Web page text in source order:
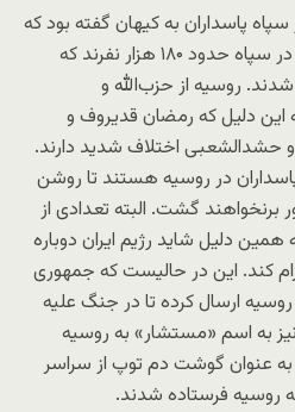
پاسداران به کیهان گفته بود که
کل نیروهای جمهوری اسلامی در سپاه حدود ۱۸۰ هزار نفرند که
شدند. روسیه از حزب‌الله و
دلیل که رمضان قدیروف و
حشدالشعبی اختلاف شدید دارند.
در روسیه هستند تا روشن
گشت. البته تعدادی از
همین دلیل شاید رژیم ایران دوباره
کند. این در حالیست که جمهوری
ارسال کرده تا در جنگ علیه
به اسم «مستشار» به روسیه
عنوان گوشت دم توپ از سراسر
روسیه فرستاده شدند.